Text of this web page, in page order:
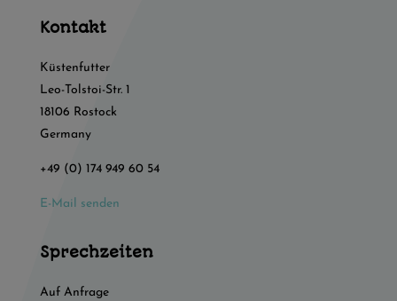
Kontakt
Küstenfutter
Leo-Tolstoi-Str. 1
18106 Rostock
Germany
+49 (0) 174 949 60 54
E-Mail senden
Sprechzeiten
Auf Anfrage